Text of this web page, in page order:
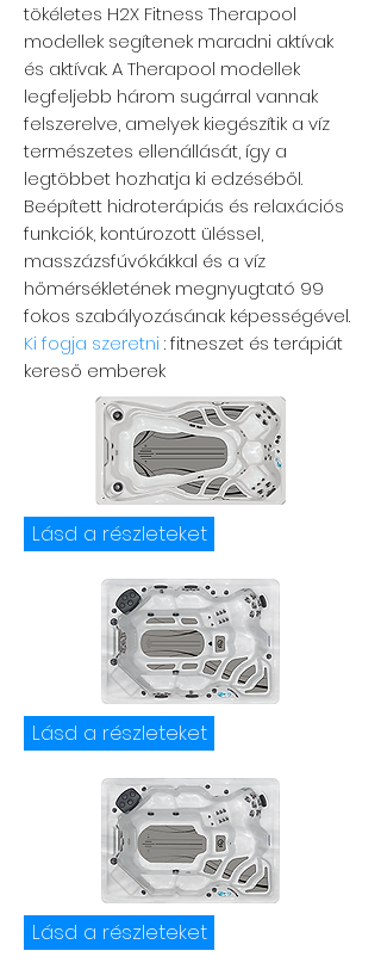
tökéletes H2X Fitness Therapool
modellek segítenek maradni aktívak
és aktívak. A Therapool modellek
legfeljebb három sugárral vannak
felszerelve, amelyek kiegészítik a víz
természetes ellenállását, így a
legtöbbet hozhatja ki edzéséből.
Beépített hidroterápiás és relaxációs
funkciók, kontúrozott üléssel,
masszázsfúvókákkal és a víz
hőmérsékletének megnyugtató 99
fokos szabályozásának képességével.
Ki fogja szeretni : fitneszet és terápiát
kereső emberek
Lásd a részleteket
Lásd a részleteket
Lásd a részleteket